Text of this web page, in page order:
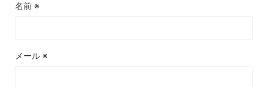
名前 ※
メール ※